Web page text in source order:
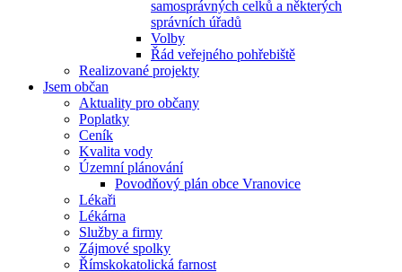
samosprávných celků a některých
správních úřadů
Volby
Řád veřejného pohřebiště
Realizované projekty
Jsem občan
Aktuality pro občany
Poplatky
Ceník
Kvalita vody
Územní plánování
Povodňový plán obce Vranovice
Lékaři
Lékárna
Služby a firmy
Zájmové spolky
Římskokatolická farnost